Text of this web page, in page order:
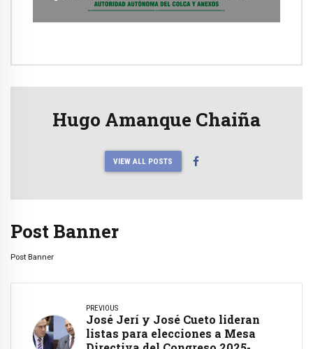
Hugo Amanque Chaiña
VIEW ALL POSTS
Post Banner
Post Banner
PREVIOUS
José Jerí y José Cueto lideran
listas para elecciones a Mesa